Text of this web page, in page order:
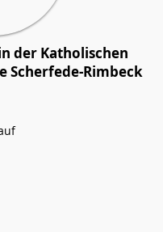
der Katholischen
Scherfede-Rimbeck